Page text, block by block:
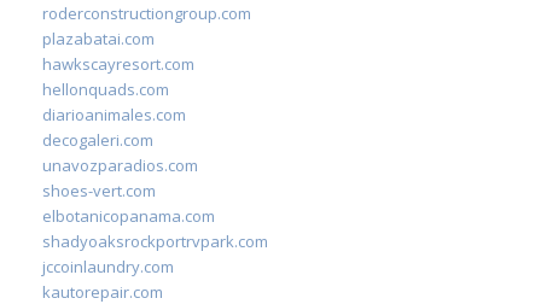
roderconstructiongroup.com
plazabatai.com
hawkscayresort.com
hellonquads.com
diarioanimales.com
decogaleri.com
unavozparadios.com
shoes-vert.com
elbotanicopanama.com
shadyoaksrockportrvpark.com
jccoinlaundry.com
kautorepair.com